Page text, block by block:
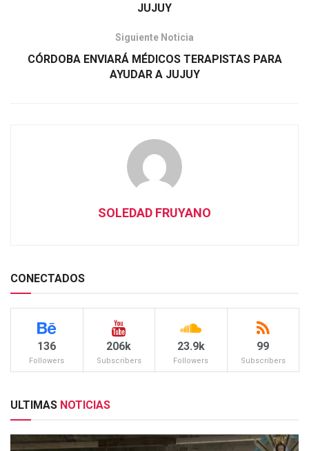
JUJUY
Siguiente Noticia
CÓRDOBA ENVIARÁ MÉDICOS TERAPISTAS PARA
AYUDAR A JUJUY
SOLEDAD FRUYANO
CONECTADOS
136
Followers
206k
Subscribers
23.9k
Followers
99
Subscribers
ULTIMAS NOTICIAS